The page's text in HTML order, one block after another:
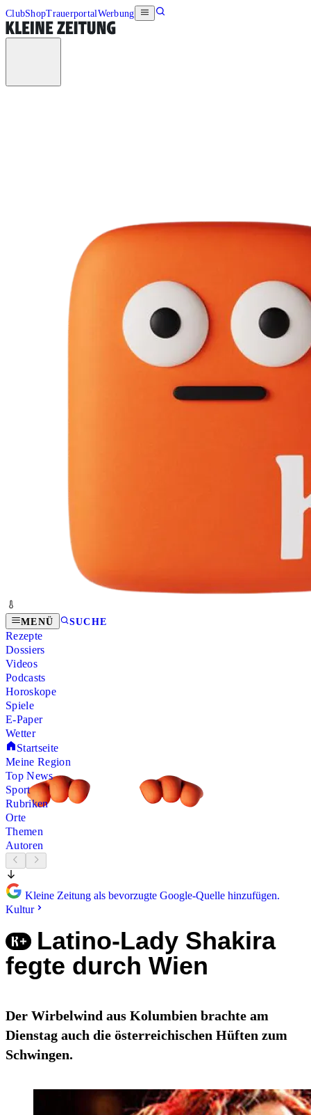
ClubShopTrauerportalWerbung
MENÜ SUCHE
Rezepte
Dossiers
Videos
Podcasts
Horoskope
Spiele
E-Paper
Wetter
Startseite
Meine Region
Top News
Sport
Rubriken
Orte
Themen
Autoren
Kleine Zeitung als bevorzugte Google-Quelle hinzufügen.
Kultur
Latino-Lady Shakira
fegte durch Wien
Der Wirbelwind aus Kolumbien brachte am
Dienstag auch die österreichischen Hüften zum
Schwingen.